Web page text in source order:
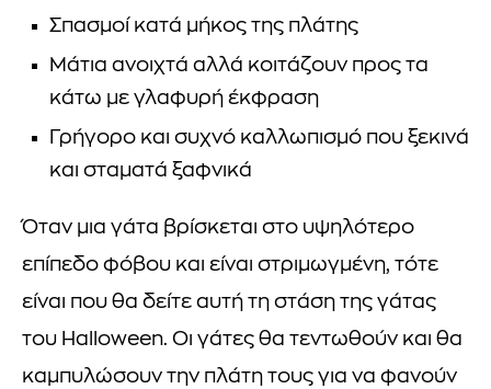
Σπασμοί κατά μήκος της πλάτης
Μάτια ανοιχτά αλλά κοιτάζουν προς τα
κάτω με γλαφυρή έκφραση
Γρήγορο και συχνό καλλωπισμό που ξεκινά
και σταματά ξαφνικά
Όταν μια γάτα βρίσκεται στο υψηλότερο
επίπεδο φόβου και είναι στριμωγμένη, τότε
είναι που θα δείτε αυτή τη στάση της γάτας
του Halloween. Οι γάτες θα τεντωθούν και θα
καμπυλώσουν την πλάτη τους για να φανούν